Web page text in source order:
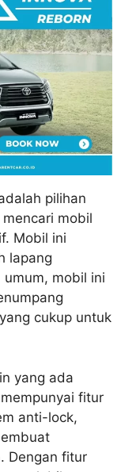
pilihan
mobil
Mobil ini
lapang
umum, mobil ini
cukup untuk
yang ada
fitur
anti-lock,
Dengan fitur